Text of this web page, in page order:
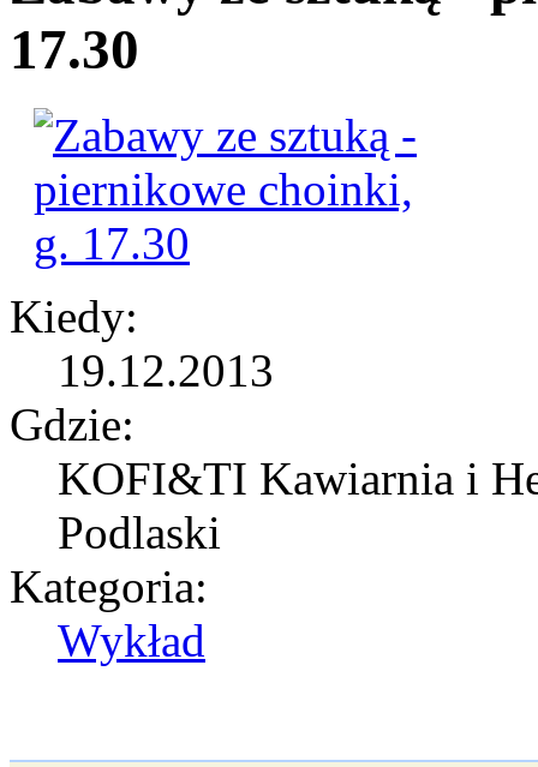
17.30
Kiedy:
19.12.2013
Gdzie:
KOFI&TI Kawiarnia i
Podlaski
Kategoria:
Wykład